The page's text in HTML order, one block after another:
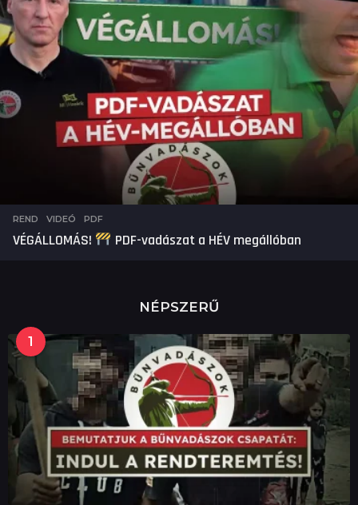
REND ,VIDEÓ PDF
VÉGÁLLOMÁS! PDF-vadászat a HÉV megállóban
NÉPSZERŰ
1